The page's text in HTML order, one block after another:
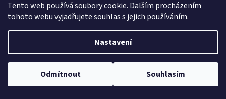
Tento web používá soubory cookie. Dalším procházením
tohoto webu vyjadřujete souhlas s jejich používáním.
Nastavení
Odmítnout Souhlasím
Platba